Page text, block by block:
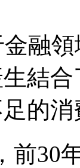
融
結
的消
前30